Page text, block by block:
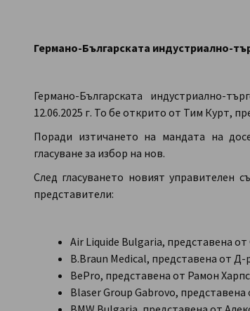
Германо-Българската индустриално-
Германо-Българската индустриално-
12.06.2025 г. То бе открито от Тим Курт,
Поради изтичането на мандата на
гласуване за избор на нов.
След гласуването новият управителен
представители:
Air Liquide Bulgaria, представена
B.Braun Medical, представена от
BePro, представена от Рамон Харпс
Blaser Group Gabrovo,